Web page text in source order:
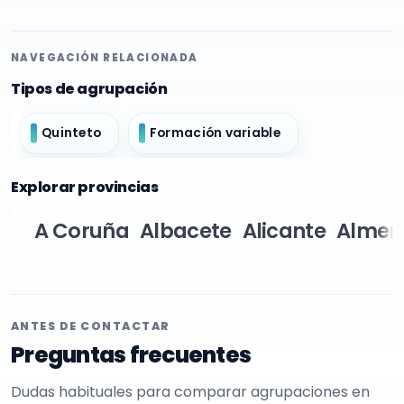
NAVEGACIÓN RELACIONADA
Tipos de agrupación
Quinteto Formación variable
Explorar provincias
A Coruña Albacete Alicante
ANTES DE CONTACTAR
Preguntas frecuentes
Dudas habituales para comparar agrupaciones en